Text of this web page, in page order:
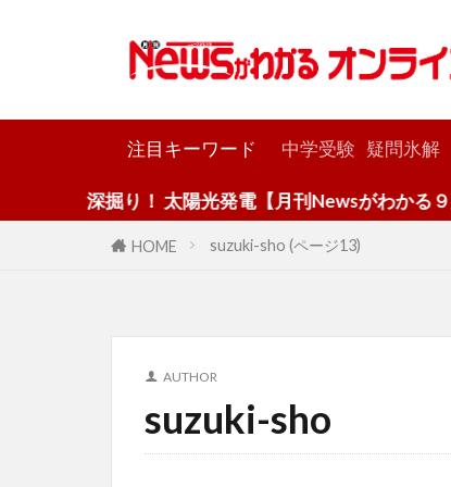
注目キーワード 中学受験 疑問氷解
掘り！ 太陽光発電【月刊Newsがわかる９月号】
HOME suzuki-sho (ページ13)
AUTHOR
suzuki-sho